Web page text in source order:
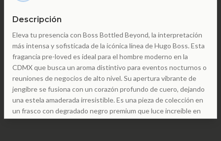
Descripción
Eleva tu presencia con Boss Bottled Beyond, la interpretación
más intensa y sofisticada de la icónica línea de Hugo Boss. Esta
fragancia pre-loved es ideal para el hombre moderno en la
CDMX que busca un aroma distintivo para eventos nocturnos o
reuniones de negocios de alto nivel. Su apertura vibrante de
jengibre se fusiona con un corazón profundo de cuero, dejando
una estela amaderada irresistible. Es una pieza de colección en
un frasco con degradado negro premium que luce increíble en
cualquier tocador.